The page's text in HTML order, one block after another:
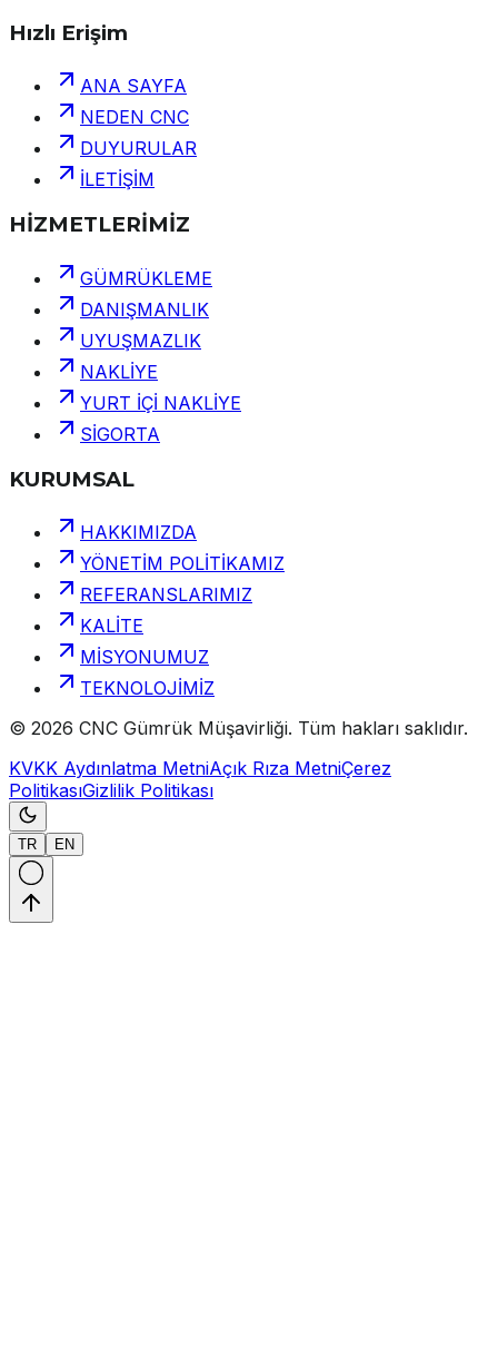
Hızlı Erişim
ANA SAYFA
NEDEN CNC
DUYURULAR
İLETİŞİM
HİZMETLERİMİZ
GÜMRÜKLEME
DANIŞMANLIK
UYUŞMAZLIK
NAKLİYE
YURT İÇİ NAKLİYE
SİGORTA
KURUMSAL
HAKKIMIZDA
YÖNETİM POLİTİKAMIZ
REFERANSLARIMIZ
KALİTE
MİSYONUMUZ
TEKNOLOJİMİZ
© 2026 CNC Gümrük Müşavirliği. Tüm hakları saklıdır.
KVKK Aydınlatma MetniAçık Rıza MetniÇerez
PolitikasıGizlilik Politikası
TR EN